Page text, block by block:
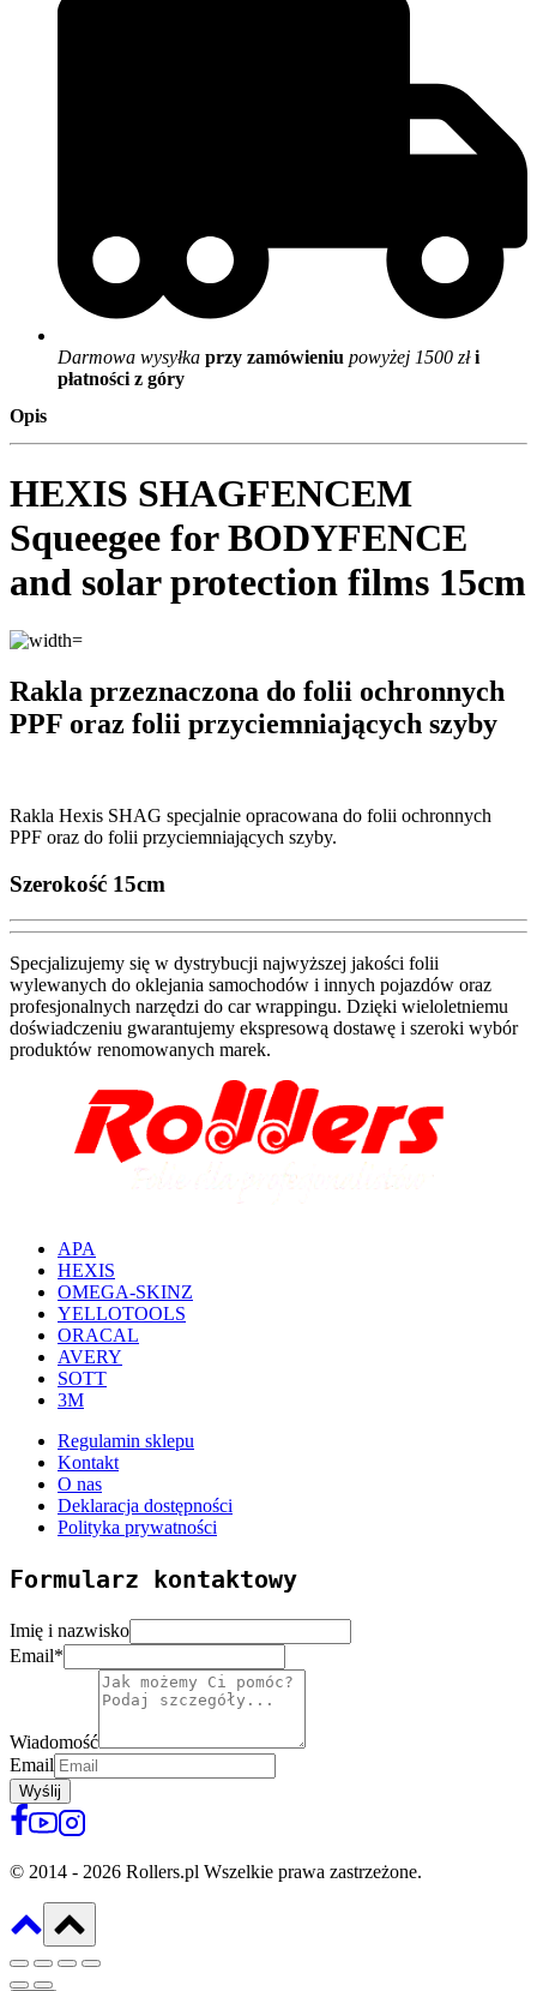
Darmowa wysyłka przy zamówieniu powyżej 1500 złi
płatności z góry
Opis
HEXIS SHAGFENCEM
Squeegee for BODYFENCE
and solar protection films 15cm
Rakla przeznaczona do folii ochronnych
PPF oraz folii przyciemniających szyby
Rakla Hexis SHAG specjalnie opracowana do folii ochronnych
PPF oraz do folii przyciemniających szyby.
Szerokość 15cm
Specjalizujemy się w dystrybucji najwyższej jakości folii
wylewanych do oklejania samochodów i innych pojazdów oraz
profesjonalnych narzędzi do car wrappingu. Dzięki wieloletniemu
doświadczeniu gwarantujemy ekspresową dostawę i szeroki wybór
produktów renomowanych marek.
APA
HEXIS
OMEGA-SKINZ
YELLOTOOLS
ORACAL
AVERY
SOTT
3M
Regulamin sklepu
Kontakt
O nas
Deklaracja dostępności
Polityka prywatności
Formularz kontaktowy
Imię i nazwisko
Email*
Wiadomość
Email
Wyślij
© 2014 - 2026 Rollers.pl Wszelkie prawa zastrzeżone.